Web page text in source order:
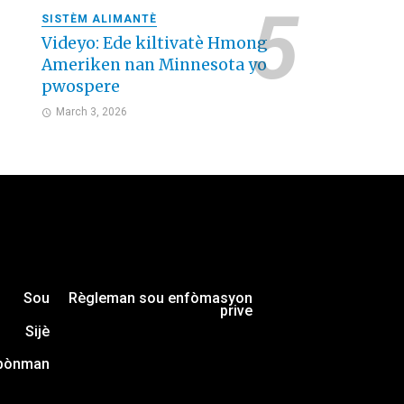
SISTÈM ALIMANTÈ
Videyo: Ede kiltivatè Hmong
Ameriken nan Minnesota yo
pwospere
March 3, 2026
Sou
Sijè
Règleman sou enfòmasyon
prive